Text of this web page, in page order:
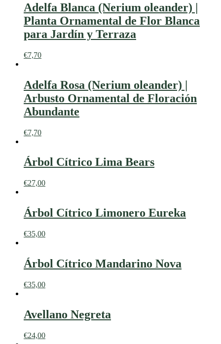
Adelfa Blanca (Nerium oleander) |
Planta Ornamental de Flor Blanca
para Jardín y Terraza
€7,70
Adelfa Rosa (Nerium oleander) |
Arbusto Ornamental de Floración
Abundante
€7,70
Árbol Cítrico Lima Bears
€27,00
Árbol Cítrico Limonero Eureka
€35,00
Árbol Cítrico Mandarino Nova
€35,00
Avellano Negreta
€24,00